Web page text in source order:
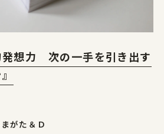
発想力 次の一手を引き出す
がた＆Ｄ